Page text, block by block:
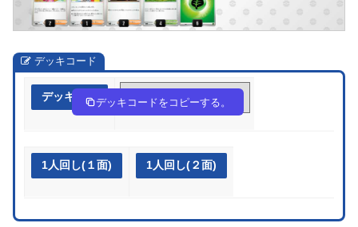
デッキコード
デッキ作成 VbkF5F-fMUSLI-F1kbvw
デッキコードをコピーする。
1人回し(１面) 1人回し(２面)